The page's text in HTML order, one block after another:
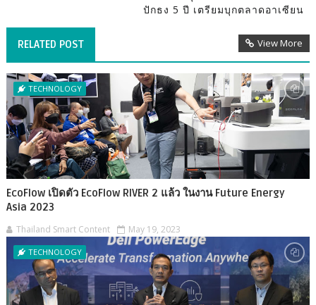
ปักธง 5 ปี เตรียมบุกตลาดอาเซียน
RELATED POST View More
TECHNOLOGY
EcoFlow เปิดตัว EcoFlow RIVER 2 แล้ว ในงาน Future Energy
Asia 2023
Thailand Smart Content May 19, 2023
TECHNOLOGY